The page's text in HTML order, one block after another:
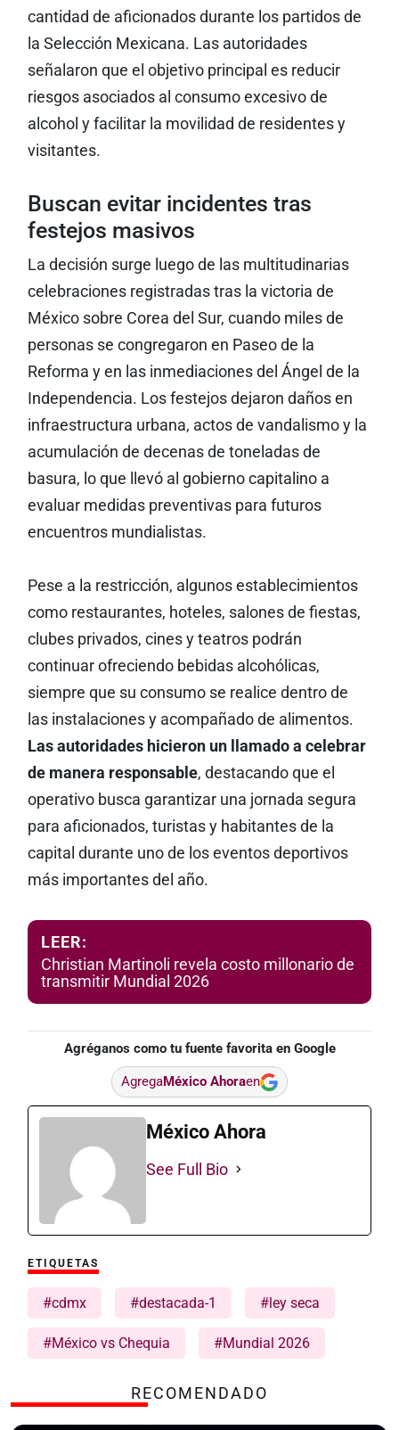
cantidad de aficionados durante los partidos de
la Selección Mexicana. Las autoridades
señalaron que el objetivo principal es reducir
riesgos asociados al consumo excesivo de
alcohol y facilitar la movilidad de residentes y
visitantes.
Buscan evitar incidentes tras
festejos masivos
La decisión surge luego de las multitudinarias
celebraciones registradas tras la victoria de
México sobre Corea del Sur, cuando miles de
personas se congregaron en Paseo de la
Reforma y en las inmediaciones del Ángel de la
Independencia. Los festejos dejaron daños en
infraestructura urbana, actos de vandalismo y la
acumulación de decenas de toneladas de
basura, lo que llevó al gobierno capitalino a
evaluar medidas preventivas para futuros
encuentros mundialistas.
Pese a la restricción, algunos establecimientos
como restaurantes, hoteles, salones de fiestas,
clubes privados, cines y teatros podrán
continuar ofreciendo bebidas alcohólicas,
siempre que su consumo se realice dentro de
las instalaciones y acompañado de alimentos.
Las autoridades hicieron un llamado a celebrar
de manera responsable, destacando que el
operativo busca garantizar una jornada segura
para aficionados, turistas y habitantes de la
capital durante uno de los eventos deportivos
más importantes del año.
LEER:
Christian Martinoli revela costo millonario de
transmitir Mundial 2026
Agréganos como tu fuente favorita en Google
AgregaMéxico Ahoraen
México Ahora
See Full Bio
ETIQUETAS
#cdmx #destacada-1 #ley seca
#México vs Chequia #Mundial 2026
RECOMENDADO